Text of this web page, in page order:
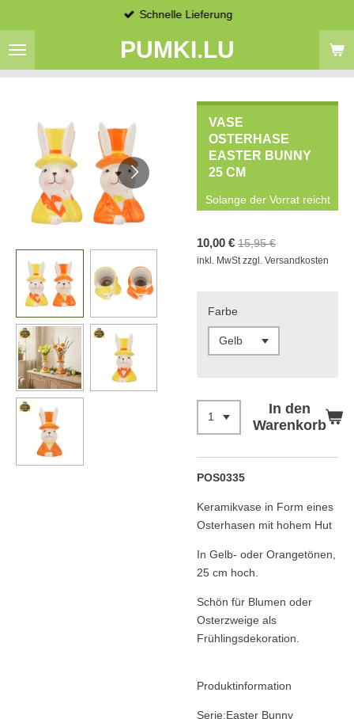
Hauptinhalt
springen
PUMKI.LU
Schnelle Lieferung
VASE
OSTERHASE
EASTER BUNNY
25 CM
Solange der Vorrat reicht
10,00 € 15,95 €
inkl. MwSt zzgl. Versandkosten
Farbe
In den
Warenkorb
POS0335
Keramikvase in Form eines
Osterhasen mit hohem Hut
In Gelb- oder Orangetönen,
25 cm hoch.
Schön für Blumen oder
Osterzweige als
Frühlingsdekoration.
Produktinformation
Serie:Easter Bunny